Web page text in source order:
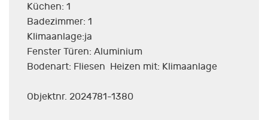
Küchen: 1
Badezimmer: 1
Klimaanlage:ja
Fenster Türen: Aluminium
Bodenart: Fliesen Heizen mit: Klimaanlage
Objektnr. 2024781-1380